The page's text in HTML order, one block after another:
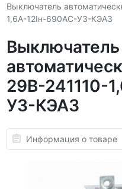
Выключатель
1,6А-12Iн-690AC-У3-КЭАЗ
Выключатель
29В-241110-
У3-КЭАЗ
Информация о товаре